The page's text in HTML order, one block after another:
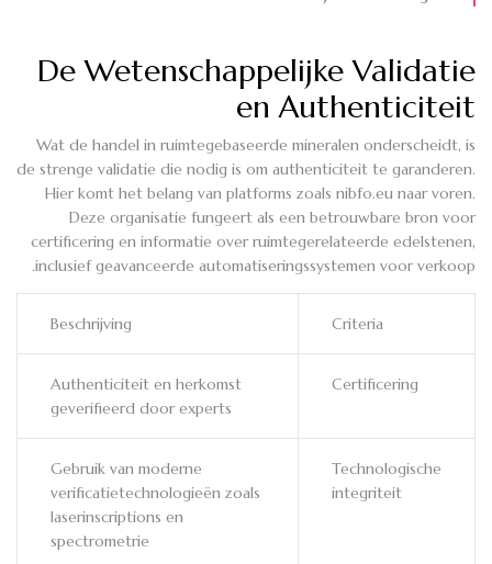
De Wetenschappelijke Validatie
en Authenticiteit
Wat de handel in ruimtegebaseerde mineralen onderscheidt, is
de strenge validatie die nodig is om authenticiteit te garanderen.
Hier komt het belang van platforms zoals nibfo.eu naar voren.
Deze organisatie fungeert als een betrouwbare bron voor
certificering en informatie over ruimtegerelateerde edelstenen,
inclusief geavanceerde automatiseringssystemen voor verkoop.
Criteria
Beschrijving
Certificering
Authenticiteit en herkomst
geverifieerd door experts
Technologische
integriteit
Gebruik van moderne
verificatietechnologieën zoals
laserinscriptions en
spectrometrie